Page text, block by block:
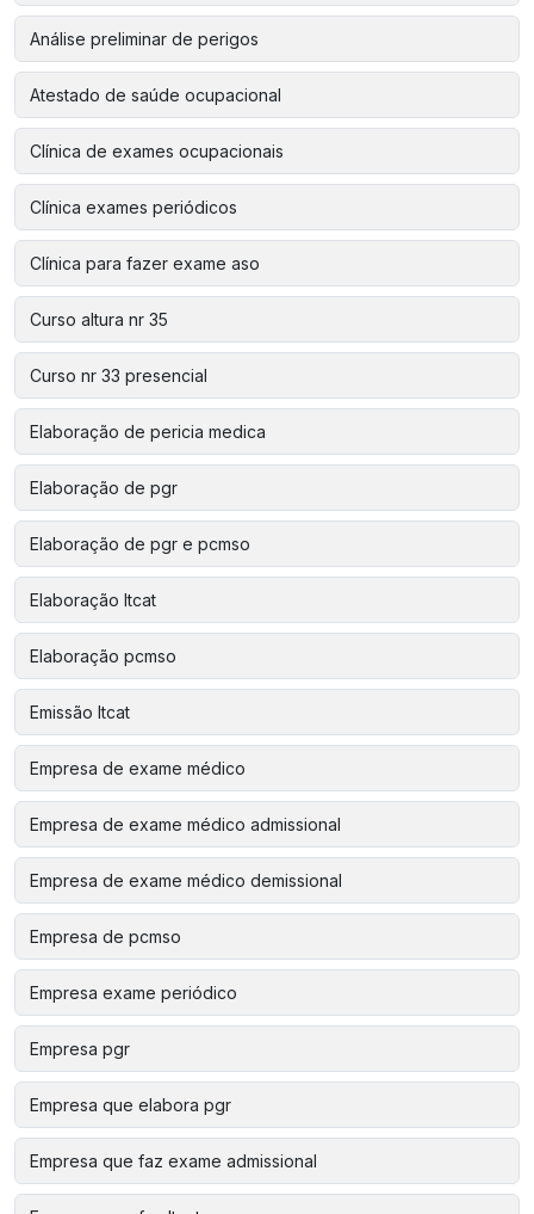
Análise preliminar de perigos
Atestado de saúde ocupacional
Clínica de exames ocupacionais
Clínica exames periódicos
Clínica para fazer exame aso
Curso altura nr 35
Curso nr 33 presencial
Elaboração de pericia medica
Elaboração de pgr
Elaboração de pgr e pcmso
Elaboração ltcat
Elaboração pcmso
Emissão ltcat
Empresa de exame médico
Empresa de exame médico admissional
Empresa de exame médico demissional
Empresa de pcmso
Empresa exame periódico
Empresa pgr
Empresa que elabora pgr
Empresa que faz exame admissional